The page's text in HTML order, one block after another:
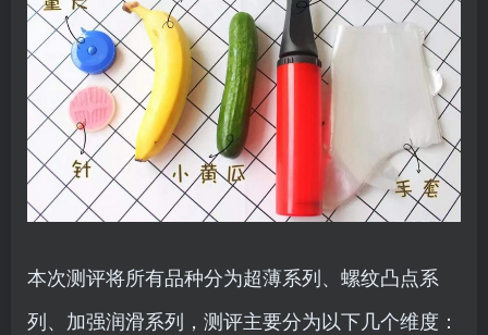
本次测评将所有品种分为超薄系列、螺纹凸点系
列、加强润滑系列，测评主要分为以下几个维度：